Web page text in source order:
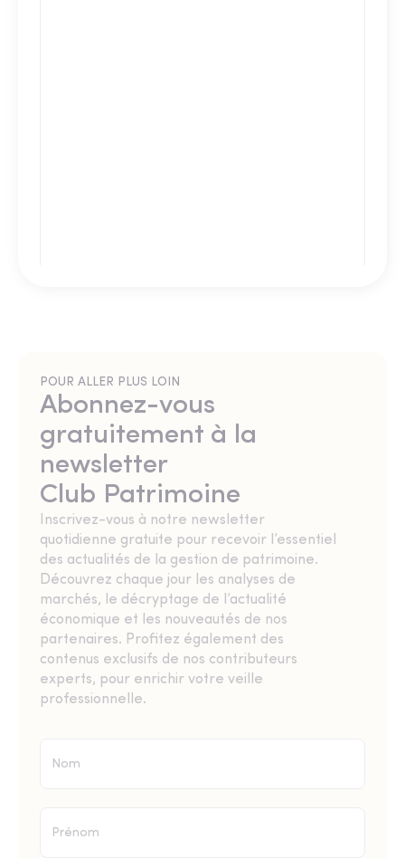
POUR ALLER PLUS LOIN
Abonnez-vous
gratuitement à la
newsletter
Club Patrimoine
Inscrivez-vous à notre newsletter
quotidienne gratuite pour recevoir l’essentiel
des actualités de la gestion de patrimoine.
Découvrez chaque jour les analyses de
marchés, le décryptage de l’actualité
économique et les nouveautés de nos
partenaires. Profitez également des
contenus exclusifs de nos contributeurs
experts, pour enrichir votre veille
professionnelle.